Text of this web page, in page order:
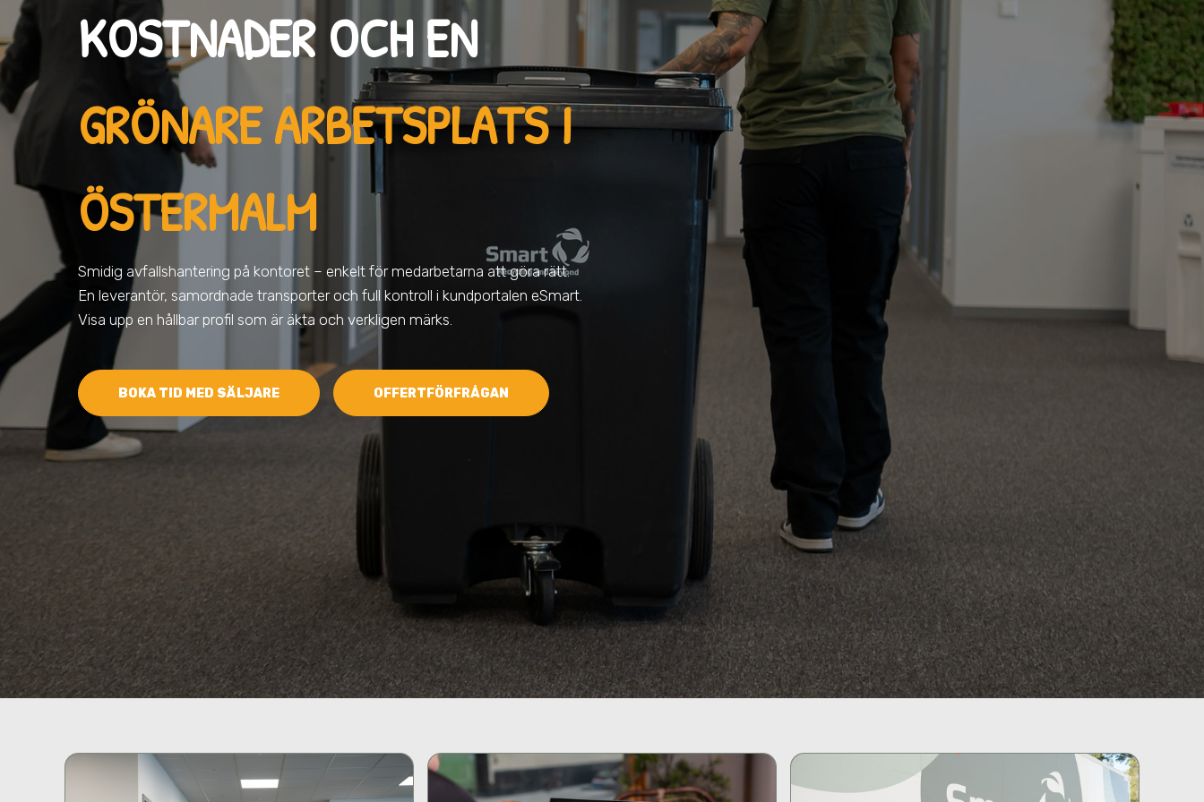
KOSTNADER OCH EN
GRÖNARE ARBETSPLATS I
ÖSTERMALM
Smidig avfallshantering på kontoret – enkelt för medarbetarna att göra rätt.
En leverantör, samordnade transporter och full kontroll i kundportalen eSmart.
Visa upp en hållbar profil som är äkta och verkligen märks.
BOKA TID MED SÄLJARE OFFERTFÖRFRÅGAN